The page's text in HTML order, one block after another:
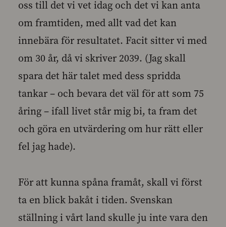
oss till det vi vet idag och det vi kan anta
om framtiden, med allt vad det kan
innebära för resultatet. Facit sitter vi med
om 30 år, då vi skriver 2039. (Jag skall
spara det här talet med dess spridda
tankar – och bevara det väl för att som 75
åring – ifall livet står mig bi, ta fram det
och göra en utvärdering om hur rätt eller
fel jag hade).
För att kunna spåna framåt, skall vi först
ta en blick bakåt i tiden. Svenskan
ställning i vårt land skulle ju inte vara den